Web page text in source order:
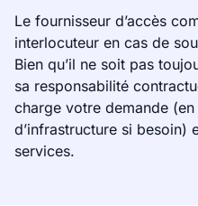
Le fournisseur d’accès
interlocuteur en cas de
Bien qu’il ne soit pas
sa responsabilité
charge votre demande
d’infrastructure si besoin)
services.